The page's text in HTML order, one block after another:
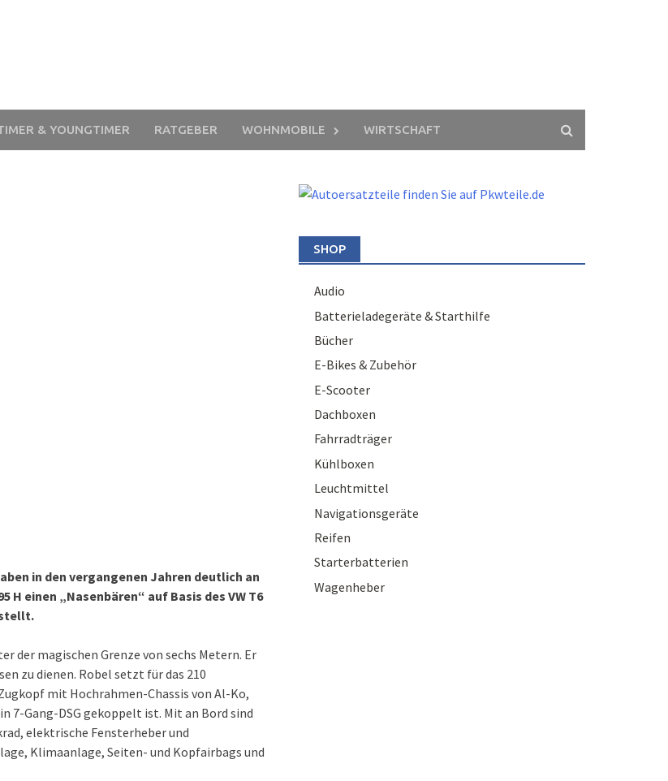
& YOUNGTIMER RATGEBER WOHNMOBILE WIRTSCHAFT
in den vergangenen Jahren deutlich an
H einen „Nasenbären“ auf Basis des VW T6
der magischen Grenze von sechs Metern. Er
zu dienen. Robel setzt für das 210
mit Hochrahmen-Chassis von Al-Ko,
7-Gang-DSG gekoppelt ist. Mit an Bord sind
elektrische Fensterheber und
Klimaanlage, Seiten- und Kopfairbags und
SHOP
Audio
Batterieladegeräte & Starthilfe
Bücher
E-Bikes & Zubehör
E-Scooter
Dachboxen
Fahrradträger
Kühlboxen
Leuchtmittel
Navigationsgeräte
Reifen
Starterbatterien
Wagenheber